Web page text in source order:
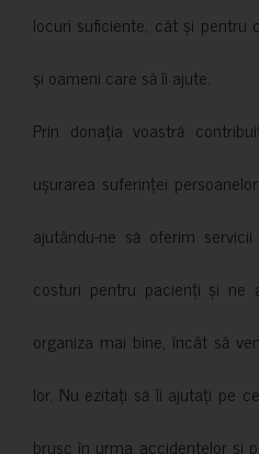
locuri suficiente, cât și pentru
și oameni care să îi ajute.
Prin donația voastră
ușurarea suferinței
ajutându-ne să oferim
costuri pentru pacienți și
organiza mai bine, încât să
lor. Nu ezitați să îi ajutați pe
brusc în urma accidentelor și